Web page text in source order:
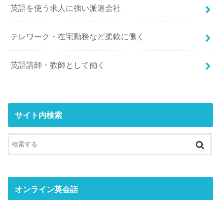
英語を使う求人に強い派遣会社
テレワーク・在宅勤務など柔軟に働く
英語講師・教師として働く
サイト内検索
オンライン英会話